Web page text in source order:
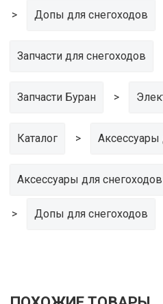
Допы для снегоходов
Запчасти для снегоходов
Запчасти Буран
Каталог Аксессуары
Аксессуары для снегоходов
Допы для снегоходов